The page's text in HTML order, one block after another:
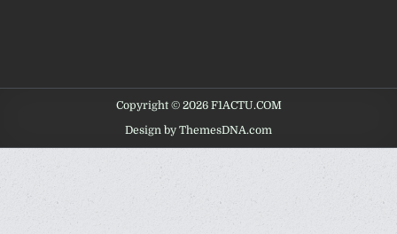
Copyright © 2026 F1ACTU.COM
Design by ThemesDNA.com